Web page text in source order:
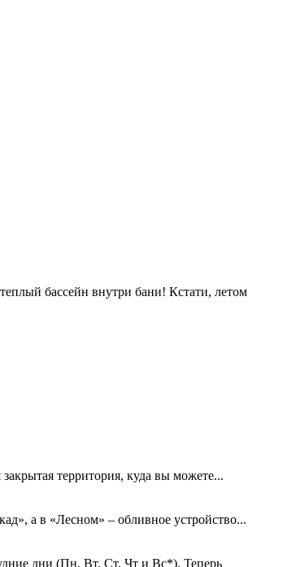
бассейн внутри бани! Кстати, летом
территория, куда вы можете...
а в «Лесном» – обливное устройство...
дни (Пн, Вт, Ст, Чт и Вс*). Теперь